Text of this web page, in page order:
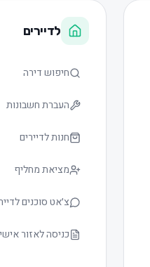
לדיירים
חיפוש דירה
העברת חשבונות
חנות לדיירים
מציאת מחליף
צ׳אט סוכנים
כניסה לאזור אישי